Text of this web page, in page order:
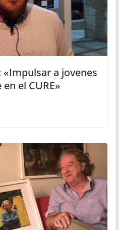
«Impulsar a jovenes
el CURE»